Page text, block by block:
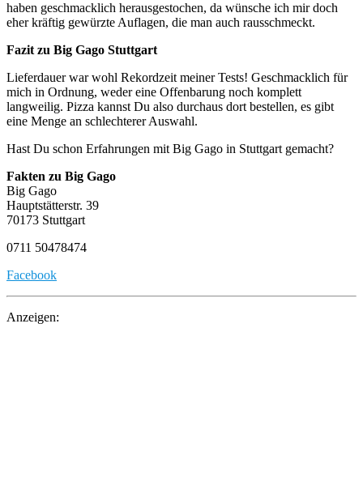
haben geschmacklich herausgestochen, da wünsche ich mir doch
eher kräftig gewürzte Auflagen, die man auch rausschmeckt.
Fazit zu Big Gago Stuttgart
Lieferdauer war wohl Rekordzeit meiner Tests! Geschmacklich für
mich in Ordnung, weder eine Offenbarung noch komplett
langweilig. Pizza kannst Du also durchaus dort bestellen, es gibt
eine Menge an schlechterer Auswahl.
Hast Du schon Erfahrungen mit Big Gago in Stuttgart gemacht?
Fakten zu Big Gago
Big Gago
Hauptstätterstr. 39
70173 Stuttgart
0711 50478474
Facebook
Anzeigen: